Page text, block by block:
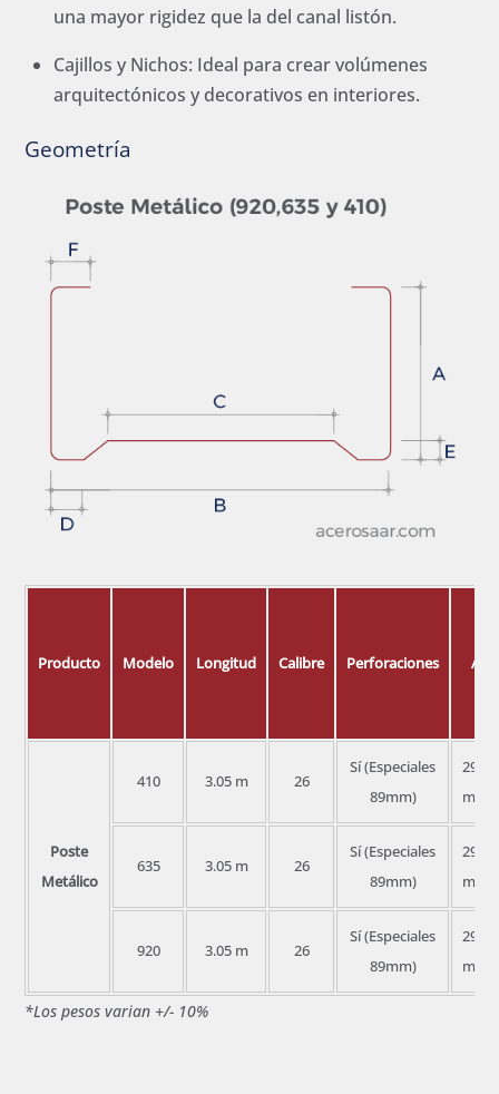
una mayor rigidez que la del canal listón.
Cajillos y Nichos: Ideal para crear volúmenes
arquitectónicos y decorativos en interiores.
Geometría
Producto Modelo Longitud Calibre Perforaciones A
Poste
Metálico
410 3.05 m 26
Sí (Especiales
89mm)
29.7
mm
635 3.05 m 26
Sí (Especiales
89mm)
29.7
mm
920 3.05 m 26
Sí (Especiales
89mm)
29.7
mm
*Los pesos varian +/- 10%